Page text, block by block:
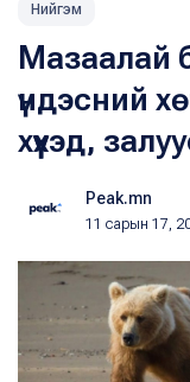
Нийгэм
Мазаалай
үндэсний
хүүхэд,
Peak.mn
11 сарын 17,